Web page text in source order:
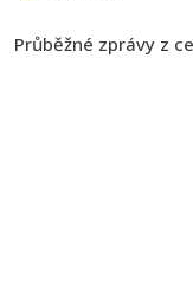
Průběžné zprávy z